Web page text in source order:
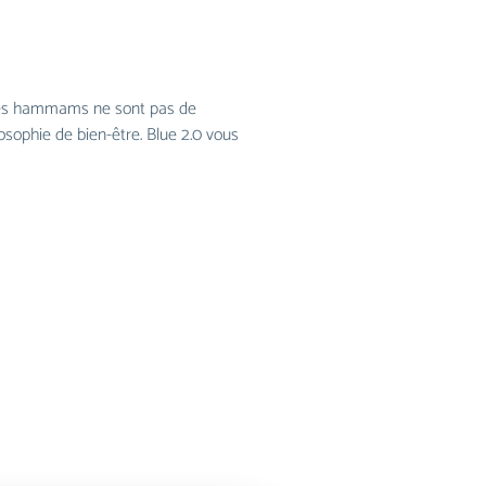
hammams ne sont pas de
de bien-être. Blue 2.0 vous